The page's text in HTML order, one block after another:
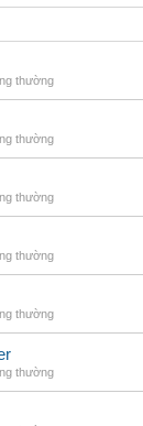
thường
thường
thường
thường
thường
thường